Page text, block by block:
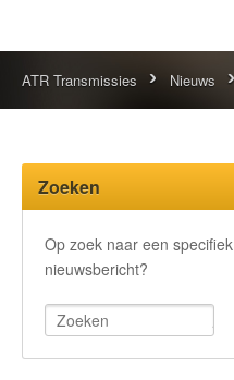
ATR Transmissies Nieuws
Zoeken
Op zoek naar een specifiek
nieuwsbericht?